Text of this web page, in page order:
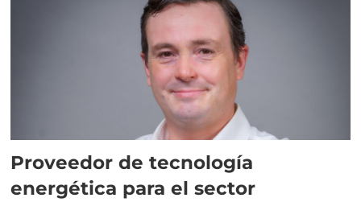
Proveedor de tecnología
energética para el sector